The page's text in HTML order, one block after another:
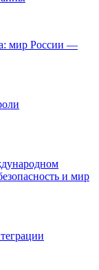
мир России —
и мир